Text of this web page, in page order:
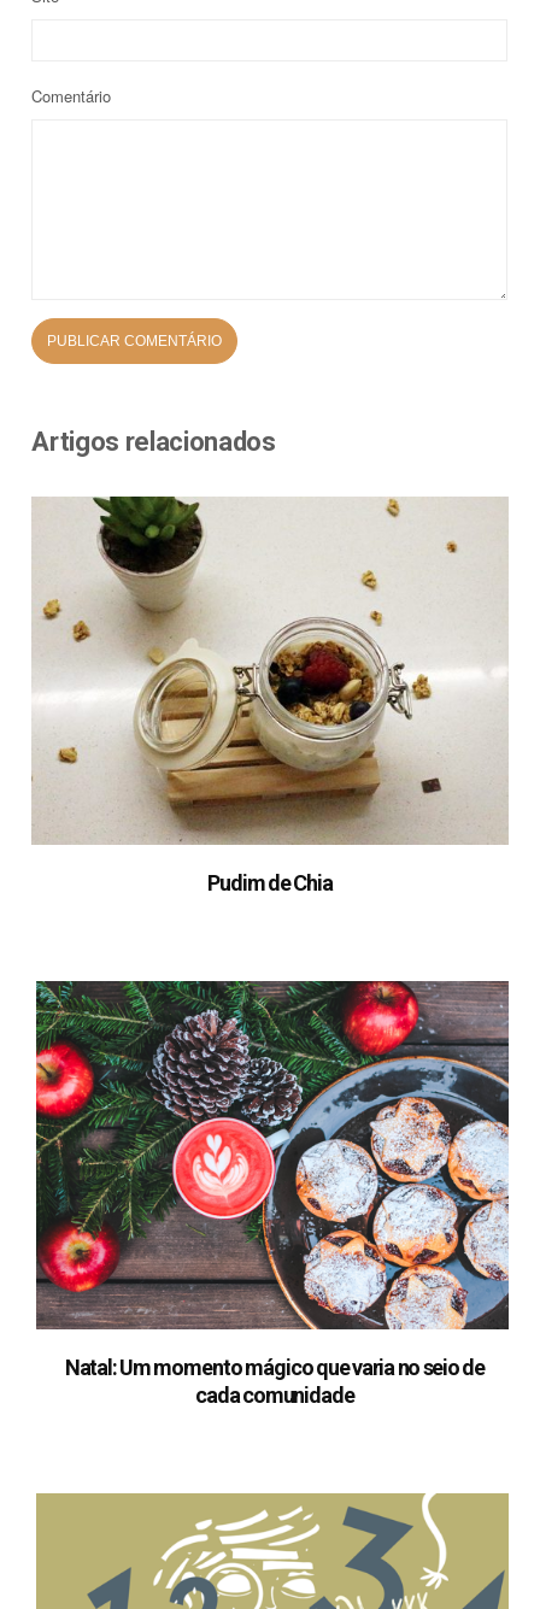
Comentário
Artigos relacionados
Pudim de Chia
Natal: Um momento mágico que varia no seio de
cada comunidade